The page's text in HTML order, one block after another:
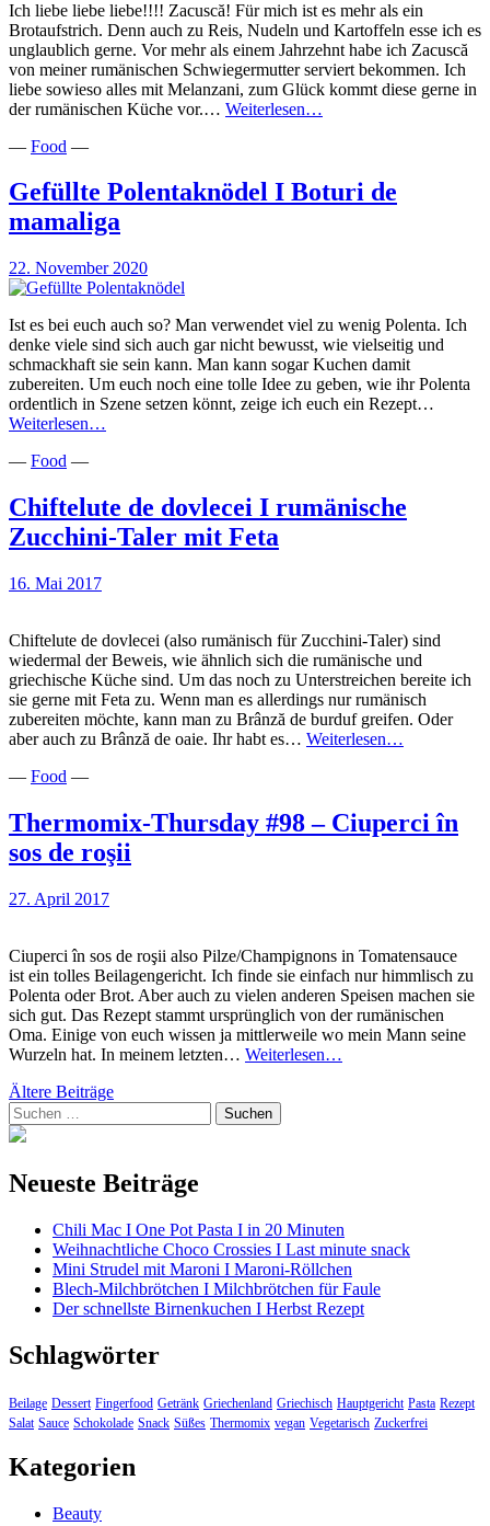
Ich liebe liebe liebe!!!! Zacuscă! Für mich ist es mehr als ein
Brotaufstrich. Denn auch zu Reis, Nudeln und Kartoffeln esse ich es
unglaublich gerne. Vor mehr als einem Jahrzehnt habe ich Zacuscă
von meiner rumänischen Schwiegermutter serviert bekommen. Ich
liebe sowieso alles mit Melanzani, zum Glück kommt diese gerne in
der rumänischen Küche vor.… Weiterlesen…
Melanzani,
Paprika
— Food —
Gefüllte Polentaknödel I Boturi de
mamaliga
22. November 2020
Ist es bei euch auch so? Man verwendet viel zu wenig Polenta. Ich
denke viele sind sich auch gar nicht bewusst, wie vielseitig und
schmackhaft sie sein kann. Man kann sogar Kuchen damit
zubereiten. Um euch noch eine tolle Idee zu geben, wie ihr Polenta
ordentlich in Szene setzen könnt, zeige ich euch ein Rezept…
Weiterlesen…
de
mamaliga
— Food —
Chiftelute de dovlecei I rumänische
Zucchini-Taler mit Feta
16. Mai 2017
Chiftelute de dovlecei (also rumänisch für Zucchini-Taler) sind
wiedermal der Beweis, wie ähnlich sich die rumänische und
griechische Küche sind. Um das noch zu Unterstreichen bereite ich
sie gerne mit Feta zu. Wenn man es allerdings nur rumänisch
zubereiten möchte, kann man zu Brânză de burduf greifen. Oder
aber auch zu Brânză de oaie. Ihr habt es… Weiterlesen…
rumänische
Zucchini-
— Food —
Thermomix-Thursday #98 – Ciuperci în
sos de roşii
27. April 2017
Ciuperci în sos de roşii also Pilze/Champignons in Tomatensauce
ist ein tolles Beilagengericht. Ich finde sie einfach nur himmlisch zu
Polenta oder Brot. Aber auch zu vielen anderen Speisen machen sie
sich gut. Das Rezept stammt ursprünglich von der rumänischen
Oma. Einige von euch wissen ja mittlerweile wo mein Mann seine
Wurzeln hat. In meinem letzten… Weiterlesen…
Beitragsnavigation
Ältere Beiträge
Suchen
nach:
Neueste Beiträge
Chili Mac I One Pot Pasta I in 20 Minuten
Weihnachtliche Choco Crossies I Last minute snack
Mini Strudel mit Maroni I Maroni-Röllchen
Blech-Milchbrötchen I Milchbrötchen für Faule
Der schnellste Birnenkuchen I Herbst Rezept
Schlagwörter
Beilage Dessert Fingerfood Getränk Griechenland Griechisch Hauptgericht Pasta Rezept
Salat Sauce Schokolade Snack Süßes Thermomix vegan Vegetarisch Zuckerfrei
Kategorien
Beauty